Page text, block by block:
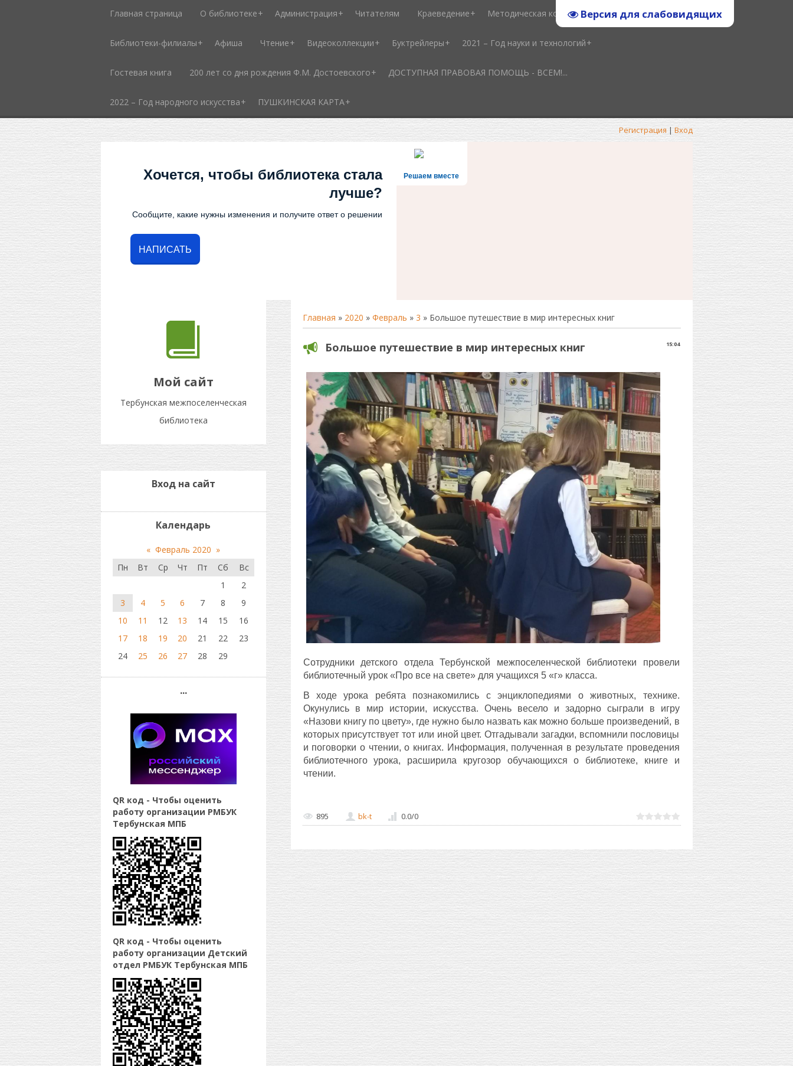
Версия для слабовидящих
Главная страница О библиотеке Администрация Читателям Краеведение Методическая копилка
Библиотеки-филиалы Афиша Чтение Видеоколлекции Буктрейлеры 2021 – Год науки и технологий
Гостевая книга 200 лет со дня рождения Ф.М. Достоевского ДОСТУПНАЯ ПРАВОВАЯ ПОМОЩЬ - ВСЕМ!...
2022 – Год народного искусства ПУШКИНСКАЯ КАРТА
Регистрация | Вход
Решаем вместе
Хочется, чтобы библиотека стала
лучше?
Сообщите, какие нужны изменения и получите ответ о решении
НАПИСАТЬ
Мой сайт
Тербунская межпоселенческая
библиотека
Главная » 2020 » Февраль » 3 » Большое путешествие в мир интересных книг
15:04
Большое путешествие в мир интересных книг
Сотрудники детского отдела Тербунской межпоселенческой библиотеки провели
библиотечный урок «Про все на свете» для учащихся 5 «г» класса.
В ходе урока ребята познакомились с энциклопедиями о животных, технике.
Окунулись в мир истории, искусства. Очень весело и задорно сыграли в игру
«Назови книгу по цвету», где нужно было назвать как можно больше произведений, в
которых присутствует тот или иной цвет. Отгадывали загадки, вспомнили пословицы
и поговорки о чтении, о книгах. Информация, полученная в результате проведения
библиотечного урока, расширила кругозор обучающихся о библиотеке, книге и
чтении.
895 bk-t 0.0/0
Вход на сайт
Календарь
« Февраль 2020 »
Пн
Вт Ср Чт Пт Сб
Вс
1
2
3
4 5 6 7 8
9
10
11 12 13 14 15
16
17
18 19 20 21 22
23
24
25 26 27 28 29
...
QR код - Чтобы оценить
работу организации РМБУК
Тербунская МПБ
QR код - Чтобы оценить
работу организации Детский
отдел РМБУК Тербунская МПБ